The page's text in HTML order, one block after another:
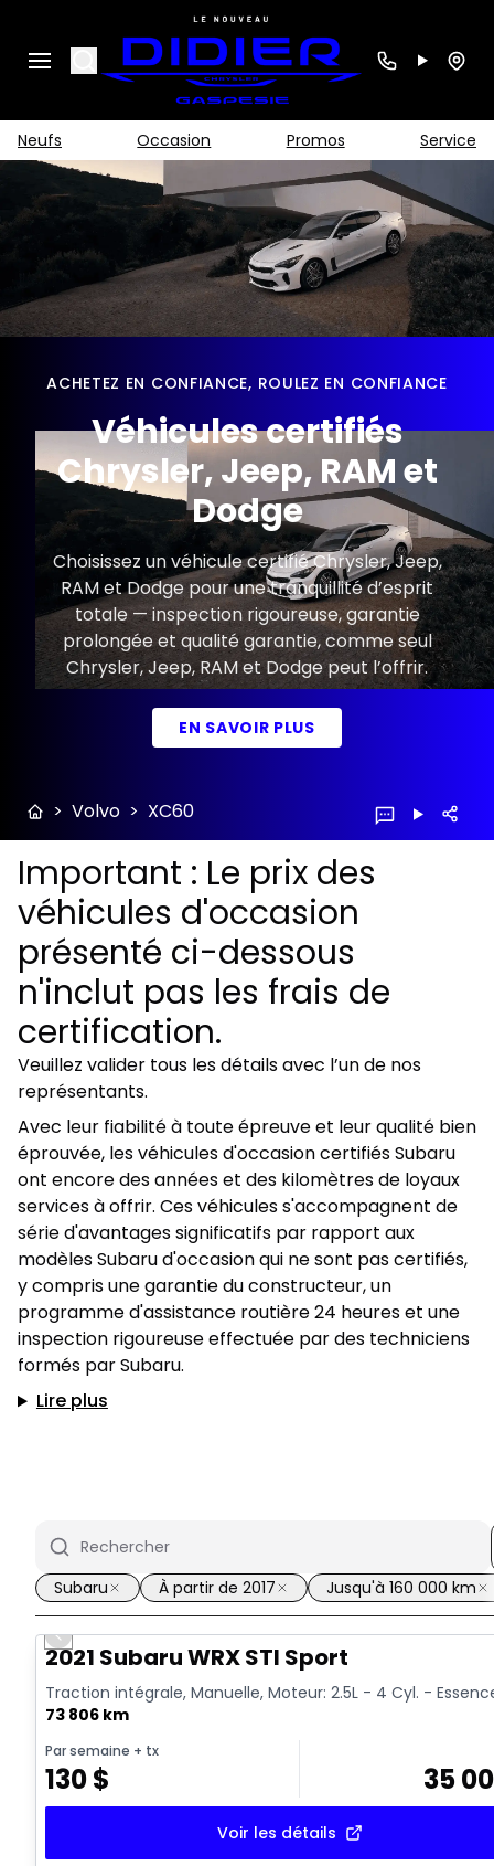
Search
Neufs Occasion Promos Service
ACHETEZ EN CONFIANCE, ROULEZ EN CONFIANCE
Véhicules certifiés
Chrysler, Jeep, RAM et
Dodge
Choisissez un véhicule certifié Chrysler, Jeep,
RAM et Dodge pour une tranquillité d’esprit
totale — inspection rigoureuse, garantie
prolongée et qualité garantie, comme seul
Chrysler, Jeep, RAM et Dodge peut l’offrir.
EN SAVOIR PLUS
> Volvo > XC60
Important : Le prix des
véhicules d'occasion
présenté ci-dessous
n'inclut pas les frais de
certification.
Veuillez valider tous les détails avec l’un de nos
représentants.
Avec leur fiabilité à toute épreuve et leur qualité bien
éprouvée, les véhicules d'occasion certifiés Subaru
ont encore des années et des kilomètres de loyaux
services à offrir. Ces véhicules s'accompagnent de
série d'avantages significatifs par rapport aux
modèles Subaru d'occasion qui ne sont pas certifiés,
y compris une garantie du constructeur, un
programme d'assistance routière 24 heures et une
inspection rigoureuse effectuée par des techniciens
formés par Subaru.
Lire plus
Subaru À partir de 2017 Jusqu'à 160 000 km
Vidéo disponible
Previous slide
2021 Subaru WRX STI Sport
Traction intégrale, Manuelle, Moteur: 2.5L - 4 Cyl. -
73 806 km
Par semaine + tx
130$ 35
Voir les détails